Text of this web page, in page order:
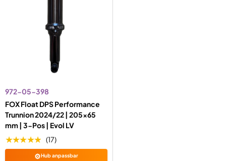
972-05-398
FOX Float DPS Performance
Trunnion 2024/22 | 205x65
mm | 3-Pos | Evol LV
★★★★★ (17)
⚙️Hub anpassbar